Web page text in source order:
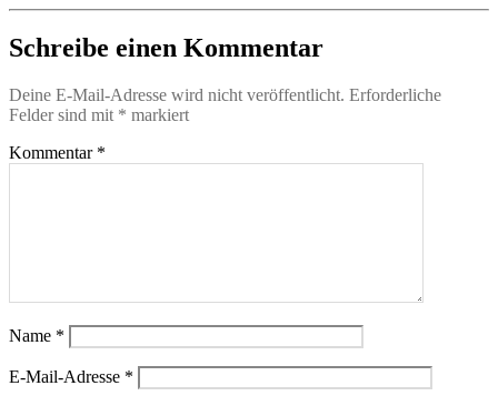
Schreibe einen Kommentar
Deine E-Mail-Adresse wird nicht veröffentlicht. Erforderliche
Felder sind mit * markiert
Kommentar *
Name *
E-Mail-Adresse *